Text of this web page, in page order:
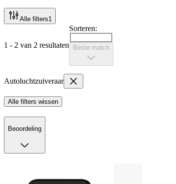
Alle filters1
1 - 2 van 2 resultaten
Sorteren:
Beste match
Autoluchtzuiveraar
Alle filters wissen
Beoordeling